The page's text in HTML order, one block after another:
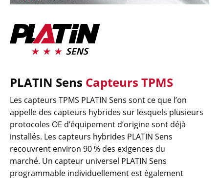
PLATIN Sens Capteurs TPMS
Les capteurs TPMS PLATIN Sens sont ce que l’on
appelle des capteurs hybrides sur lesquels plusieurs
protocoles OE d’équipement d’origine sont déjà
installés. Les capteurs hybrides PLATIN Sens
recouvrent environ 90 % des exigences du
marché. Un capteur universel PLATIN Sens
programmable individuellement est également